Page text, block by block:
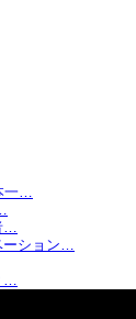
一…
…
ーション…
…